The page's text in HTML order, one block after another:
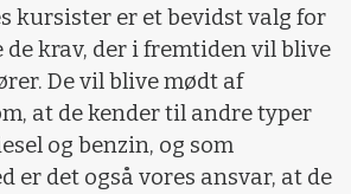
kursister er et bevidst valg for
de krav, der i fremtiden vil blive
De vil blive mødt af
at de kender til andre typer
og benzin, og som
er det også vores ansvar, at de